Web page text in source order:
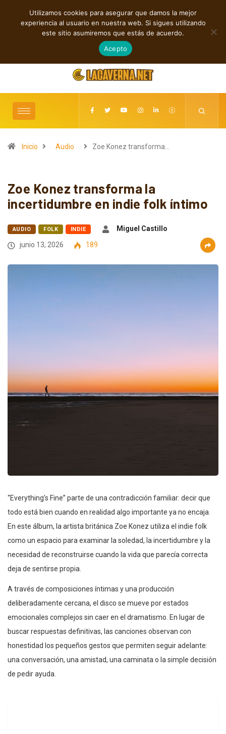
TENDENCIAS
Rock, folk e indie: cuatro estrenos independientes por descubrir
agosto 7, 2026
Inicio Audio Zoe Konez transforma…
Zoe Konez transforma la
incertidumbre en indie folk íntimo
AUDIO FOLK INDIE
Miguel Castillo
junio 13, 2026
189
“Everything’s Fine” parte de una contradicción familiar: decir que
todo está bien cuando en realidad algo importante ya no encaja.
En este álbum, la artista británica Zoe Konez utiliza el indie folk
como un espacio para examinar la soledad, la incertidumbre y la
necesidad de reconstruirse cuando la vida que parecía correcta
deja de sentirse propia.
A través de composiciones íntimas y una producción
deliberadamente cercana, el disco se mueve por estados
emocionales complejos sin caer en el dramatismo. En lugar de
buscar respuestas definitivas, las canciones observan con
honestidad los pequeños gestos que permiten seguir adelante:
una conversación, una amistad, una caminata o la simple decisión
de pedir ayuda.
Utilizamos cookies para asegurar que damos la mejor
experiencia al usuario en nuestra web. Si sigues utilizando
este sitio asumiremos que estás de acuerdo.
Acepto